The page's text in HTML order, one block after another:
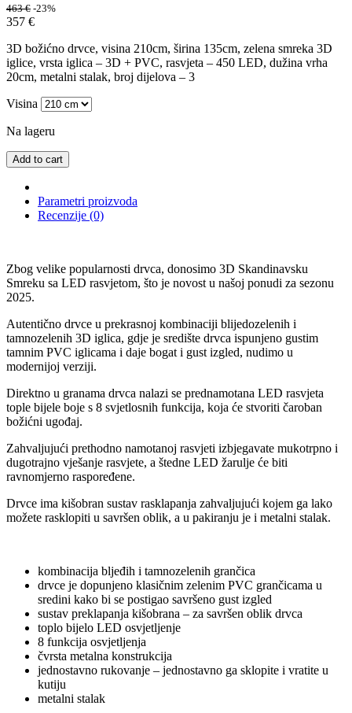
463€ -23%
357 €
3D božićno drvce, visina 210cm, širina 135cm, zelena smreka 3D
iglice, vrsta iglica – 3D + PVC, rasvjeta – 450 LED, dužina vrha
20cm, metalni stalak, broj dijelova – 3
Visina
Na lageru
Add to cart
Parametri proizvoda
Recenzije (0)
Zbog velike popularnosti drvca, donosimo 3D Skandinavsku
Smreku sa LED rasvjetom, što je novost u našoj ponudi za sezonu
2025.
Autentično drvce u prekrasnoj kombinaciji blijedozelenih i
tamnozelenih 3D iglica, gdje je središte drvca ispunjeno gustim
tamnim PVC iglicama i daje bogat i gust izgled, nudimo u
modernijoj verziji.
Direktno u granama drvca nalazi se prednamotana LED rasvjeta
tople bijele boje s 8 svjetlosnih funkcija, koja će stvoriti čaroban
božićni ugođaj.
Zahvaljujući prethodno namotanoj rasvjeti izbjegavate mukotrpno i
dugotrajno vješanje rasvjete, a štedne LED žarulje će biti
ravnomjerno raspoređene.
Drvce ima kišobran sustav rasklapanja zahvaljujući kojem ga lako
možete rasklopiti u savršen oblik, a u pakiranju je i metalni stalak.
kombinacija bljeđih i tamnozelenih grančica
drvce je dopunjeno klasičnim zelenim PVC grančicama u
sredini kako bi se postigao savršeno gust izgled
sustav preklapanja kišobrana – za savršen oblik drvca
toplo bijelo LED osvjetljenje
8 funkcija osvjetljenja
čvrsta metalna konstrukcija
jednostavno rukovanje – jednostavno ga sklopite i vratite u
kutiju
metalni stalak